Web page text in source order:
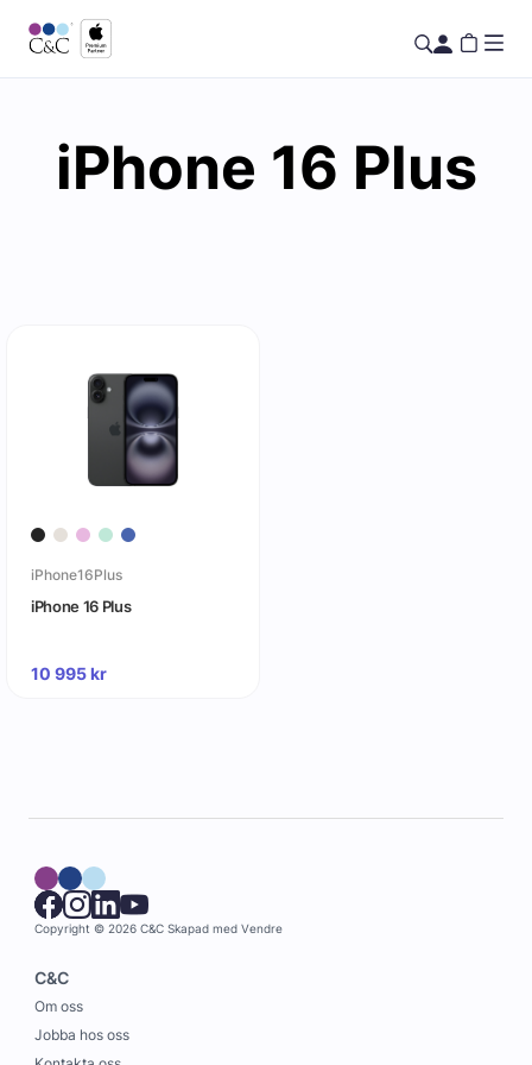
iPhone 16 Plus
iPhone16Plus
iPhone 16 Plus
10 995kr
Copyright © 2026 C&C Skapad med Vendre
C&C
Om oss
Jobba hos oss